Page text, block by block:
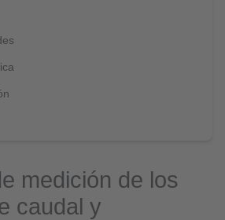
medición de los
caudal y